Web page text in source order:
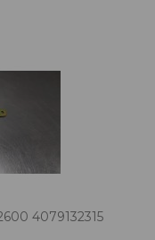
4079132315